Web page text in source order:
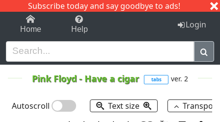
Subscribe today and say goodbye to ads!
1-9 C I J
Home Help Login
Pink Floyd - Have a cigar tabs ver. 2
Autoscroll Text size